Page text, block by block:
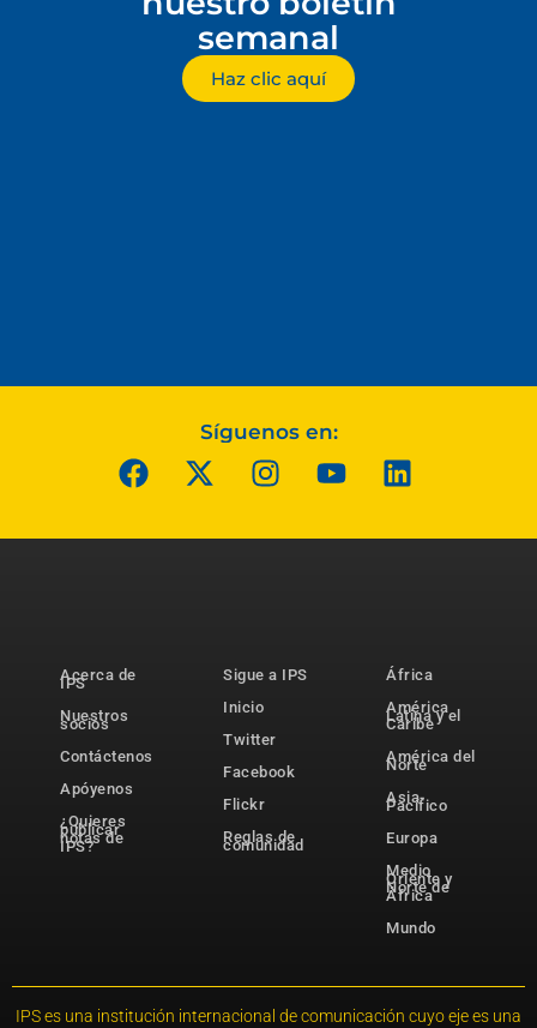
semanal
Haz clic aquí
Síguenos en:
Acerca de
IPS
Nuestros
socios
Contáctenos
Apóyenos
¿Quieres
publicar
notas de
IPS?
Sigue a IPS
Inicio
Twitter
Facebook
Flickr
Reglas de
comunidad
África
América
Latina y el
Caribe
América del
Norte
Asia-
Pacífico
Europa
Medio
Oriente y
Norte de
África
Mundo
IPS es una institución internacional de comunicación cuyo eje es una